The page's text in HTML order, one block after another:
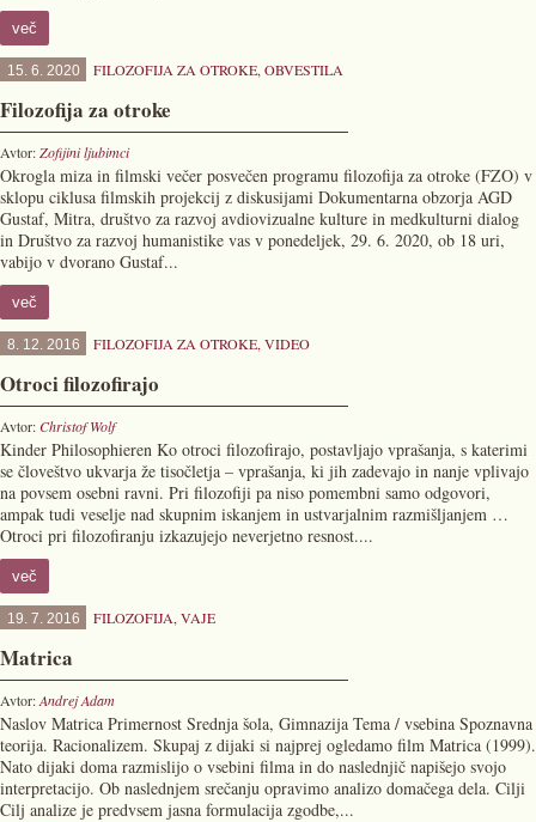
več
15. 6. 2020 FILOZOFIJA ZA OTROKE, OBVESTILA
Filozofija za otroke
Avtor:Zofijini ljubimci
Okrogla miza in filmski večer posvečen programu filozofija za otroke (FZO) v
sklopu ciklusa filmskih projekcij z diskusijami Dokumentarna obzorja AGD
Gustaf, Mitra, društvo za razvoj avdiovizualne kulture in medkulturni dialog
in Društvo za razvoj humanistike vas v ponedeljek, 29. 6. 2020, ob 18 uri,
vabijo v dvorano Gustaf...
več
8. 12. 2016 FILOZOFIJA ZA OTROKE, VIDEO
Otroci filozofirajo
Avtor:Christof Wolf
Kinder Philosophieren Ko otroci filozofirajo, postavljajo vprašanja, s katerimi
se človeštvo ukvarja že tisočletja – vprašanja, ki jih zadevajo in nanje vplivajo
na povsem osebni ravni. Pri filozofiji pa niso pomembni samo odgovori,
ampak tudi veselje nad skupnim iskanjem in ustvarjalnim razmišljanjem …
Otroci pri filozofiranju izkazujejo neverjetno resnost....
več
19. 7. 2016 FILOZOFIJA, VAJE
Matrica
Avtor:Andrej Adam
Naslov Matrica Primernost Srednja šola, Gimnazija Tema / vsebina Spoznavna
teorija. Racionalizem. Skupaj z dijaki si najprej ogledamo film Matrica (1999).
Nato dijaki doma razmislijo o vsebini filma in do naslednjič napišejo svojo
interpre­tacijo. Ob naslednjem srečanju opravimo analizo domačega dela. Cilji
Cilj analize je predvsem jasna formulacija zgodbe,...